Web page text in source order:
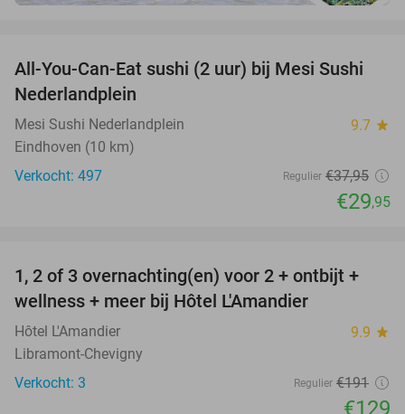
21%
All-You-Can-Eat sushi (2 uur) bij Mesi Sushi
Nederlandplein
Mesi Sushi Nederlandplein 9.7 star
Eindhoven (10 km)
Verkocht: 497
Regulier €37,95
€29,95
32%
TODAY
1, 2 of 3 overnachting(en) voor 2 + ontbijt +
wellness + meer bij Hôtel L'Amandier
Hôtel L'Amandier 9.9 star
Libramont-Chevigny
Verkocht: 3
Regulier €191
€129